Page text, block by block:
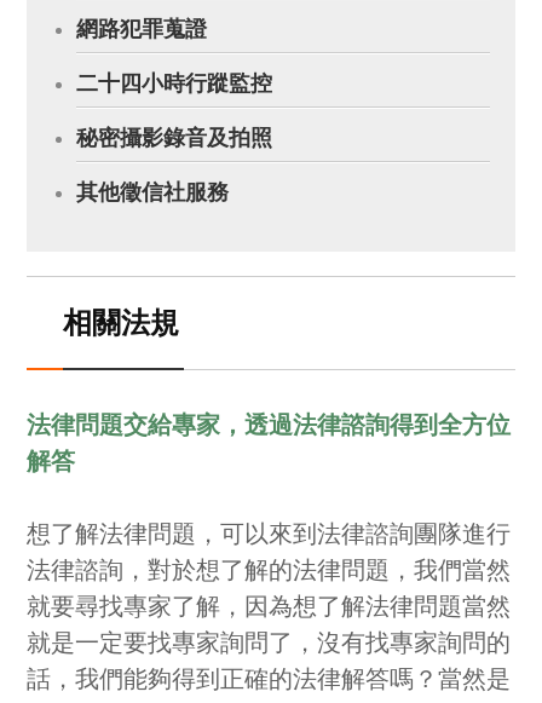
網路犯罪蒐證
二十四小時行蹤監控
秘密攝影錄音及拍照
其他徵信社服務
相關法規
法律問題交給專家，透過法律諮詢得到全方位
解答
想了解法律問題，可以來到法律諮詢團隊進行
法律諮詢，對於想了解的法律問題，我們當然
就要尋找專家了解，因為想了解法律問題當然
就是一定要找專家詢問了，沒有找專家詢問的
話，我們能夠得到正確的法律解答嗎？當然是